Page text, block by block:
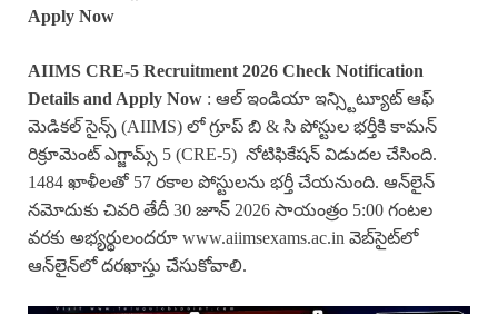
Apply Now
AIIMS CRE-5 Recruitment 2026 Check Notification
Details and Apply Now : ఆల్ ఇండియా ఇన్స్టిట్యూట్ ఆఫ్
మెడికల్ సైన్స్ (AIIMS) లో గ్రూప్ బి & సి పోస్టుల భర్తీకి కామన్
రిక్రూమెంట్ ఎగ్జామ్స్ 5 (CRE-5) నోటిఫికేషన్ విడుదల చేసింది.
1484 ఖాళీలతో 57 రకాల పోస్టులను భర్తీ చేయనుంది. ఆన్‌లైన్
నమోదుకు చివరి తేదీ 30 జూన్ 2026 సాయంత్రం 5:00 గంటల
వరకు అభ్యర్థులందరూ www.aiimsexams.ac.in వెబ్‌సైట్‌లో
ఆన్‌లైన్‌లో దరఖాస్తు చేసుకోవాలి.